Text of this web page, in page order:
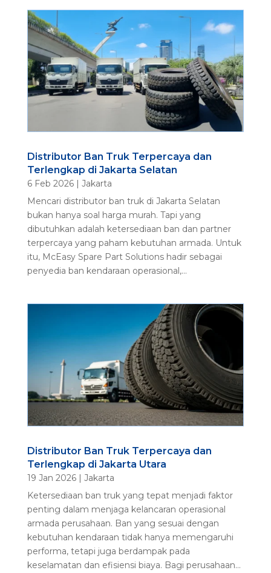
Distributor Ban Truk Terpercaya dan
Terlengkap di Jakarta Selatan
6 Feb 2026| Jakarta
Mencari distributor ban truk di Jakarta Selatan
bukan hanya soal harga murah. Tapi yang
dibutuhkan adalah ketersediaan ban dan partner
terpercaya yang paham kebutuhan armada. Untuk
itu, McEasy Spare Part Solutions hadir sebagai
penyedia ban kendaraan operasional,...
Distributor Ban Truk Terpercaya dan
Terlengkap di Jakarta Utara
19 Jan 2026| Jakarta
Ketersediaan ban truk yang tepat menjadi faktor
penting dalam menjaga kelancaran operasional
armada perusahaan. Ban yang sesuai dengan
kebutuhan kendaraan tidak hanya memengaruhi
performa, tetapi juga berdampak pada
keselamatan dan efisiensi biaya. Bagi perusahaan...